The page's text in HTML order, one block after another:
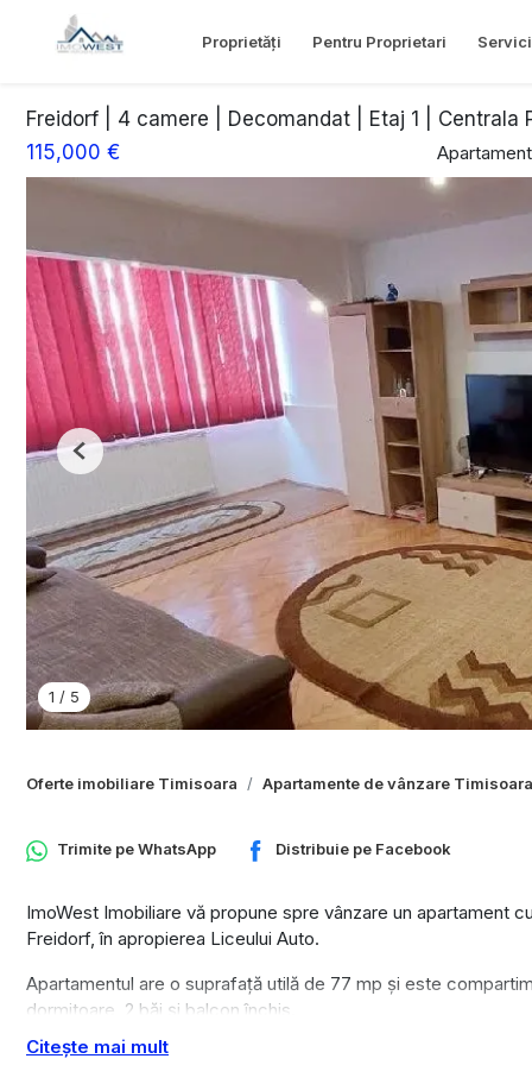
Proprietăți Pentru Proprietari
Freidorf | 4 camere | Decomandat | Etaj 1 | Centrala
115,000 €
1 / 5
Previous
Oferte imobiliare Timisoara Apartamente de vânzare Timisoara
Trimite peWhatsApp Distribuie pe Facebook
ImoWest Imobiliare vă propune spre vânzare un apartament
Freidorf, în apropierea Liceului Auto.
Apartamentul are o suprafață utilă de 77 mp și este
dormitoare, 2 băi și balcon închis.
Locuința beneficiază de centrală termică proprie pe gaz,
Citește mai mult